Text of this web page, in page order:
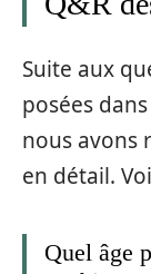
Suite aux
posées
nous avons
en détail.
Quel âge